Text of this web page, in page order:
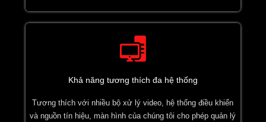
Khả năng tương thích đa hệ thống
Tương thích với nhiều bộ xử lý video, hệ thống điều khiển
và nguồn tín hiệu, màn hình của chúng tôi cho phép quản lý